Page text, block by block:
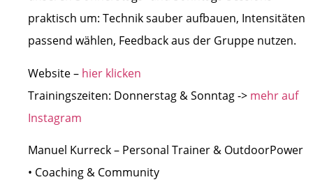
praktisch um: Technik sauber aufbauen, Intensitäten
passend wählen, Feedback aus der Gruppe nutzen.
Website – hier klicken
Trainingszeiten: Donnerstag & Sonntag -> mehr auf
Instagram
Manuel Kurreck – Personal Trainer & OutdoorPower
• Coaching & Community